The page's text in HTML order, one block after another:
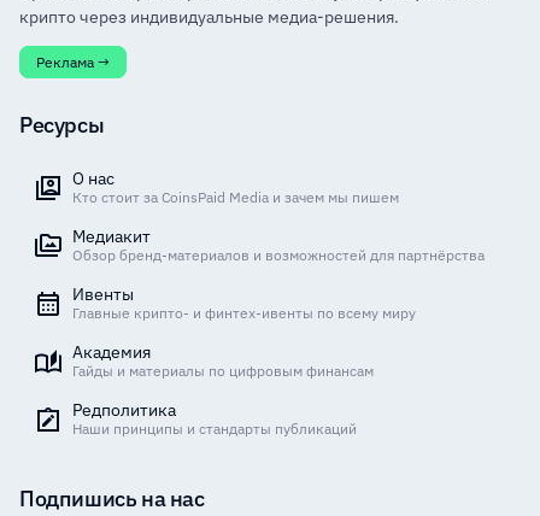
крипто через индивидуальные медиа-решения.
Реклама →
Ресурсы
О нас
Кто стоит за CoinsPaid Media и зачем мы пишем
Медиакит
Обзор бренд-материалов и возможностей для партнёрства
Ивенты
Главные крипто- и финтех-ивенты по всему миру
Академия
Гайды и материалы по цифровым финансам
Редполитика
Наши принципы и стандарты публикаций
Подпишись на нас